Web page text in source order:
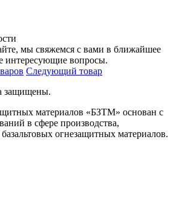
мы свяжемся с вами в ближайшее
интересующие вопросы.
Следующий товар
защищены.
материалов «БЗТМ» основан с
в сфере производства,
огнезащитных материалов.